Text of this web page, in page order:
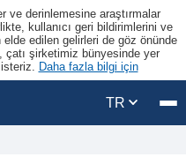
ve derinlemesine araştırmalar
kullanıcı geri bildirimlerini ve
elde edilen gelirleri de göz önünde
çatı şirketimiz bünyesinde yer
isteriz. Daha fazla bilgi için
TR